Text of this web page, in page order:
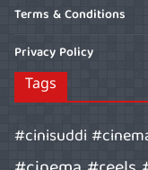
Terms & Conditions
Privacy Policy
Tags
#cinisuddi